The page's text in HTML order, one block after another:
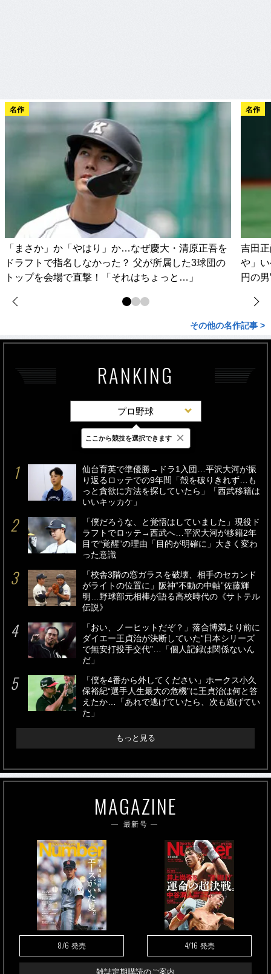
名作
「まさか」か「やはり」か…なぜ慶大・清原正吾を
ドラフトで指名しなかった？ 父が所属した3球団の
トップを会場で直撃！「それはちょっと…」
名作
吉田
や」
円の
その他の名作記事 >
RANKING
プロ野球
最新 24時間 週間
仙台育英で準優勝→ドラ1入団…平沢大河が振
り返るロッテでの9年間「殻を破りきれず…も
っと貪欲に方法を探していたら」「西武移籍は
いいキッカケ」
「僕だろうな、と覚悟はしていました」現役ド
ラフトでロッテ→西武へ…平沢大河が移籍2年
目で“覚醒”の理由「目的が明確に」大きく変わ
った意識
「校舎3階の窓ガラスを破壊、相手のセカンド
がライトの位置に」阪神“不動の中軸”佐藤輝
明…野球部元相棒が語る高校時代の《サトテル
伝説》
「おい、ノーヒットだぞ？」落合博満より前に
ダイエー王貞治が決断していた“日本シリーズ
で無安打投手交代”…「個人記録は関係ないん
だ」
「僕を4番から外してください」ホークス小久
保裕紀“選手人生最大の危機”に王貞治は何と答
えたか…「あれで逃げていたら、次も逃げてい
た」
もっと見る
MAGAZINE
最新号
8/6 発売 4/16 発売
雑誌定期購読のご案内
ここから競技を選択できます ×